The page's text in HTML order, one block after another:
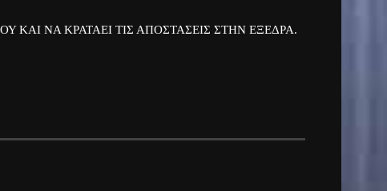
ΚΑΙ ΝΑ ΚΡΑΤΑΕΙ ΤΙΣ ΑΠΟΣΤΑΣΕΙΣ ΣΤΗΝ ΕΞΕΔΡΑ.